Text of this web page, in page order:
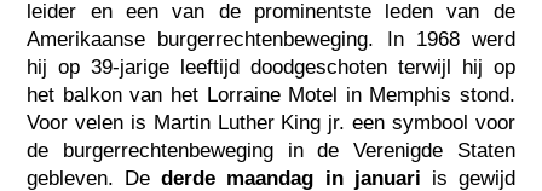
leider en een van de prominentste leden van de
Amerikaanse burgerrechtenbeweging. In 1968 werd
hij op 39-jarige leeftijd doodgeschoten terwijl hij op
het balkon van het Lorraine Motel in Memphis stond.
Voor velen is Martin Luther King jr. een symbool voor
de burgerrechtenbeweging in de Verenigde Staten
gebleven. Dederde maandag in januari is gewijd